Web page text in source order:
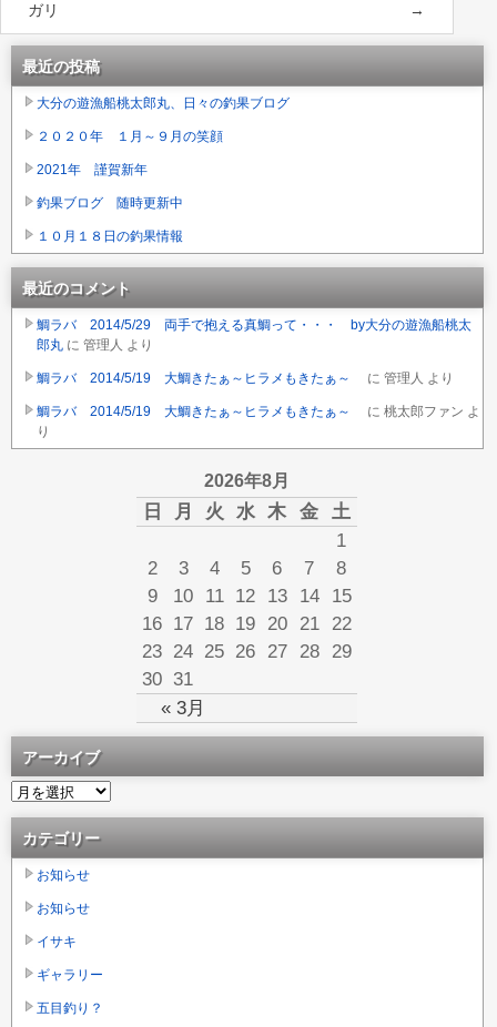
ガリ
→
最近の投稿
大分の遊漁船桃太郎丸、日々の釣果ブログ
２０２０年 １月～９月の笑顔
2021年 謹賀新年
釣果ブログ 随時更新中
１０月１８日の釣果情報
最近のコメント
鯛ラバ 2014/5/29 両手で抱える真鯛って・・・ by大分の遊漁船桃太
郎丸 に 管理人 より
鯛ラバ 2014/5/19 大鯛きたぁ～ヒラメもきたぁ～ に 管理人 より
鯛ラバ 2014/5/19 大鯛きたぁ～ヒラメもきたぁ～ に 桃太郎ファン よ
り
2026年8月
日 月 火 水 木 金 土
« 3月
1
2
3 4 5 6 7
8
9
10 11 12 13 14
15
16 17 18 19 20 21
22
23 24 25 26 27 28
29
30 31
アーカイブ
カテゴリー
お知らせ
お知らせ
イサキ
ギャラリー
五目釣り？